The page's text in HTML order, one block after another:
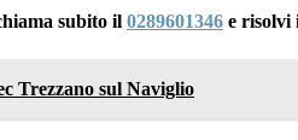
subito il 0289601346 e risolvi
Trezzano sul Naviglio